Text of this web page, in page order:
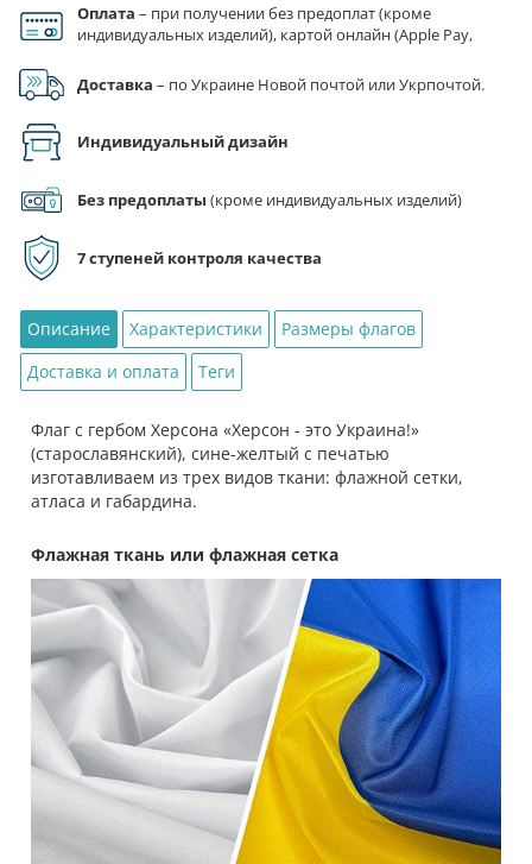
Флаг
с
Херсона
-
Украина!»
сине-
Оплата – при получении без предоплат (кроме
индивидуальных изделий), картой онлайн (Apple Pay,
Доставка – по Украине Новой почтой или Укрпочтой.
Индивидуальный дизайн
Без предоплаты (кроме индивидуальных изделий)
7 ступеней контроля качества
Описание Характеристики
Размеры флагов
Доставка и оплата
Теги
Флаг с гербом Херсона «Херсон - это Украина!»
(старославянский), сине-желтый с печатью
изготавливаем из трех видов ткани: флажной сетки,
атласа и габардина.
Флажная ткань или флажная сетка